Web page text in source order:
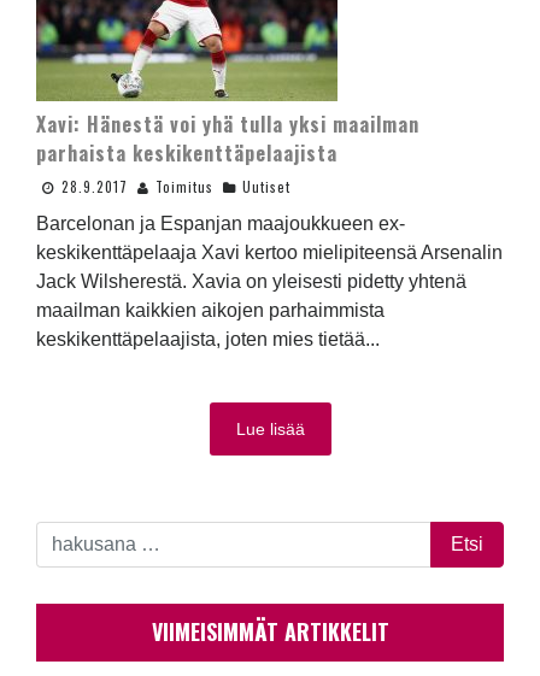
Xavi: Hänestä voi yhä tulla yksi maailman
parhaista keskikenttäpelaajista
28.9.2017 Toimitus Uutiset
Barcelonan ja Espanjan maajoukkueen ex-
keskikenttäpelaaja Xavi kertoo mielipiteensä Arsenalin
Jack Wilsherestä. Xavia on yleisesti pidetty yhtenä
maailman kaikkien aikojen parhaimmista
keskikenttäpelaajista, joten mies tietää...
Lue lisää
VIIMEISIMMÄT ARTIKKELIT